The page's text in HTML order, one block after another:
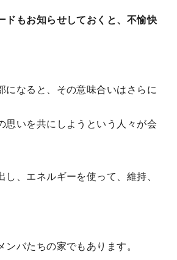
ドもお知らせしておくと、不愉快
になると、その意味合いはさらに
思いを共にしようという人々が会
し、エネルギーを使って、維持、
ンバたちの家でもあります。